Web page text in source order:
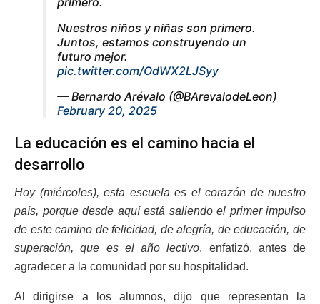
Nuestros niños y niñas son primero.
Juntos, estamos construyendo un
futuro mejor.
pic.twitter.com/OdWX2LJSyy
— Bernardo Arévalo (@BArevalodeLeon)
February 20, 2025
La educación es el camino hacia el
desarrollo
Hoy (miércoles), esta escuela es el corazón de nuestro
país, porque desde aquí está saliendo el primer impulso
de este camino de felicidad, de alegría, de educación, de
superación, que es el año lectivo, enfatizó, antes de
agradecer a la comunidad por su hospitalidad.
Al dirigirse a los alumnos, dijo que representan la